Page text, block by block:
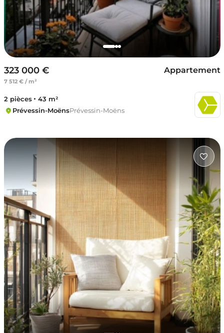
323 000 €
7 512 € / m²
Appartement
2 pièces
43 m²
Prévessin-MoënsPrévessin-Moëns